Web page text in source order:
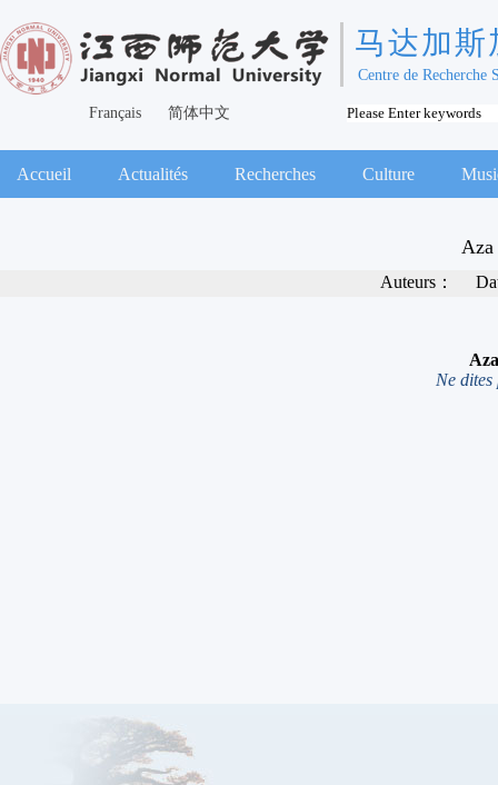
马达加斯
Centre de Recherche
Français 简体中文
Accueil Actualités Recherches Culture
Auteurs：
Ne